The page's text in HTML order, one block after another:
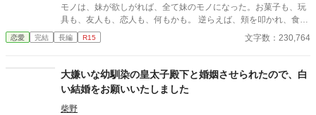
モノは、妹が欲しがれば、全て妹のモノになった。お菓子も、玩
具も、友人も、恋人も、何もかも。 逆らえば、頬を叩かれ、食事
を取り上げられ、何日も部屋に閉じ込められる。 でも、私は不幸
じゃなかった。 私には、幼馴染である、カインがいたから。同じ
彼だけは、いつも私の傍にいてくれた。 彼からのプロポーズを受
けた時は、本当に嬉しかった。私を、あの家から救い出してくれ
たと思った。 私は貴方と結婚出来て、本当に幸せだったーーー 例
え、私に子供が出来ず、義母からハズレ嫁と罵られようとも、義
恋愛 完結 長編 R15 文字数：230,764
大嫌いな幼馴染の皇太子殿下と婚姻させられたので、白
い結婚をお願いいたしました
柴野